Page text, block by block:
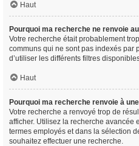
Haut
Pourquoi ma recherche ne renvoie
Votre recherche était probablement
communs qui ne sont pas indexés par
d’utiliser les différents filtres
Haut
Pourquoi ma recherche renvoie à
Votre recherche a renvoyé trop de
afficher. Utilisez la recherche avancée
termes employés et dans la sélection
souhaitez effectuer une recherche.